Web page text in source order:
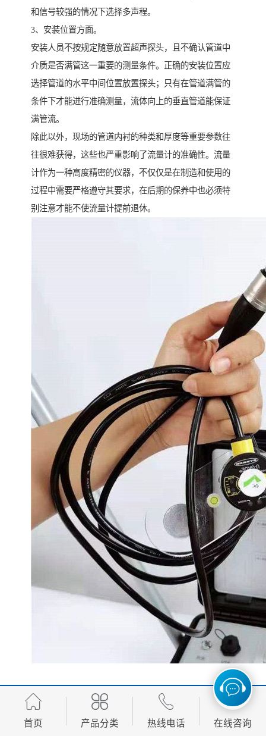
和信号较强的情况下选择多声程。
3、安装位置方面。
安装人员不按规定随意放置超声探头，且不确认管道中
介质是否满管这一重要的测量条件。正确的安装位置应
选择管道的水平中间位置放置探头；只有在管道满管的
条件下才能进行准确测量，流体向上的垂直管道能保证
满管流。
除此以外，现场的管道内衬的种类和厚度等重要参数往
往很难获得，这些也严重影响了流量计的准确性。流量
计作为一种高度精密的仪器，不仅仅是在制造和使用的
过程中需要严格遵守其要求，在后期的保养中也必须特
别注意才能不使流量计提前退休。
1）水头损失或上游侧抬高水位 流速-水位法没有因测量
带来水头损失，其余几种方法渠道均要被截流或装入一
首页 产品分类 热线电话 在线咨询